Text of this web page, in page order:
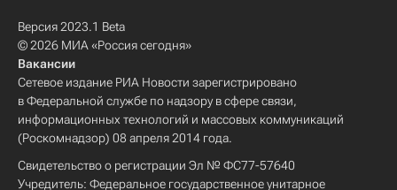
Версия 2023.1 Beta
© 2026 МИА «Россия сегодня»
Вакансии
Сетевое издание РИА Новости зарегистрировано
в Федеральной службе по надзору в сфере связи,
информационных технологий и массовых коммуникаций
(Роскомнадзор) 08 апреля 2014 года.
Свидетельство о регистрации Эл № ФС77-57640
Учредитель: Федеральное государственное унитарное